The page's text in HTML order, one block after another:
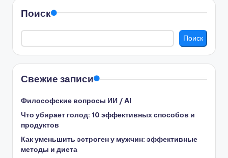
Поиск
Поиск
Свежие записи
Философские вопросы ИИ / AI
Что убирает голод: 10 эффективных способов и
продуктов
Как уменьшить эстроген у мужчин: эффективные
методы и диета